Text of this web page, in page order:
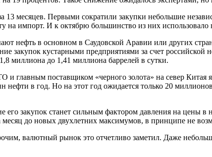
13 месяцев. Первыми сократили закупки небольшие
на импорт. И к октябрю большинство из них
нефть в основном в Саудовской Аравии или других
закупок кустарными предприятиями за счет
миллиона до 1,41 миллиона баррелей в сутки.
главным поставщиком «черного золота» на север Китая
в год. Но на этот год ожидается только 20
закупок станет сильным фактором давления на цены в
до новых двухлетних максимумов, в принципе не
валютный рынок это отчетливо заметил. Даже